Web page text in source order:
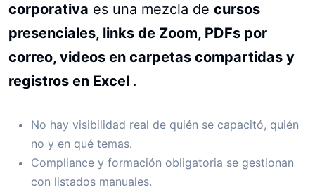
corporativa es una mezcla de cursos
presenciales, links de Zoom, PDFs por
correo, videos en carpetas compartidas y
registros en Excel .
No hay visibilidad real de quién se capacitó, quién
no y en qué temas.
Compliance y formación obligatoria se gestionan
con listados manuales.